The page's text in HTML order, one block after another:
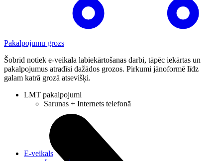
Pakalpojumu grozs
Šobrīd notiek e-veikala labiekārtošanas darbi, tāpēc iekārtas un
pakalpojumus atradīsi dažādos grozos. Pirkumi jānoformē līdz
galam katrā grozā atsevišķi.
LMT pakalpojumi
Sarunas + Internets telefonā
E-veikals